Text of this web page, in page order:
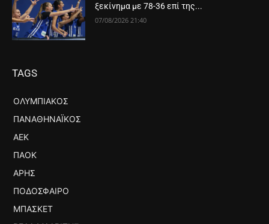
ξεκίνημα με 78-36 επί της...
07/08/2026 21:40
TAGS
ΟΛΥΜΠΙΑΚΌΣ
ΠΑΝΑΘΗΝΑΪΚΌΣ
ΑΕΚ
ΠΑΟΚ
ΆΡΗΣ
ΠΟΔΌΣΦΑΙΡΟ
ΜΠΆΣΚΕΤ